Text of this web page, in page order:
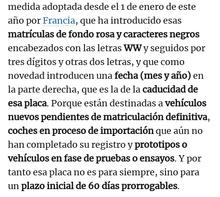
medida adoptada desde el 1 de enero de este
año porFrancia, que ha introducido esas
matrículas de fondo rosa y caracteres negros
encabezados con las letrasWWy seguidos por
tres dígitos y otras dos letras, y que como
novedad introducen unafecha (mes y año)en
la parte derecha, que es la de lacaducidad de
esa placa. Porque están destinadas avehículos
nuevos pendientes de matriculación definitiva,
coches en proceso de importaciónque aún no
han completado su registro yprototipos o
vehículos en fase de pruebas o ensayos. Y por
tanto esa placa no es para siempre, sino para
unplazo inicial de 60 días prorrogables.